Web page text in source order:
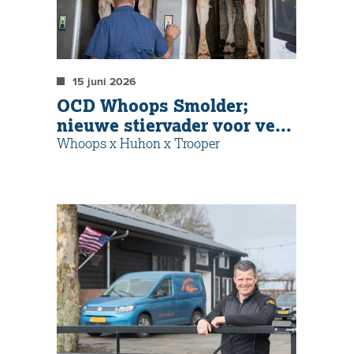
15 juni 2026
OCD Whoops Smolder;
nieuwe stiervader voor veel
fokkers wereldwijd!
Whoops x Huhon x Trooper